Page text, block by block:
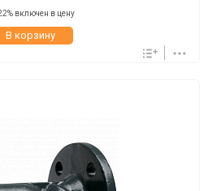
включен в цену
В корзину